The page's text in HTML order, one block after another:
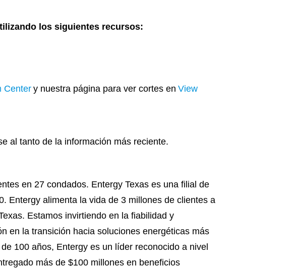
los siguientes recursos:
Centery nuestra página para ver cortes enView
al tanto de la información más reciente.
en 27 condados. Entergy Texas es una filial de
Entergy alimenta la vida de 3 millones de clientes a
Estamos invirtiendo en la fiabilidad y
en la transición hacia soluciones energéticas más
100 años, Entergy es un líder reconocido a nivel
más de $100 millones en beneficios